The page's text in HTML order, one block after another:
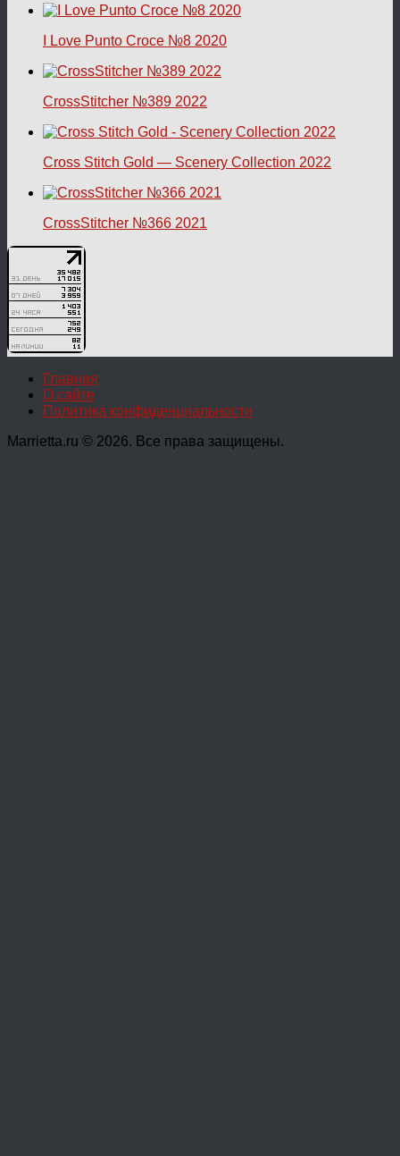
I Love Punto Croce №8 2020
CrossStitcher №389 2022
Cross Stitch Gold — Scenery Collection 2022
CrossStitcher №366 2021
Главная
О сайте
Политика конфиденциальности
Marrietta.ru © 2026. Все права защищены.